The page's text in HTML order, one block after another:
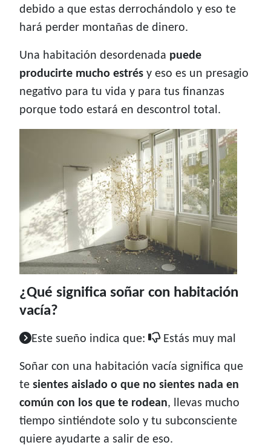
debido a que estas derrochándolo y eso te
hará perder montañas de dinero.
Una habitación desordenada puede
producirte mucho estrés y eso es un presagio
negativo para tu vida y para tus finanzas
porque todo estará en descontrol total.
¿Qué significa soñar con habitación
vacía?
Este sueño indica que: Estás muy mal
Soñar con una habitación vacía significa que
te sientes aislado o que no sientes nada en
común con los que te rodean, llevas mucho
tiempo sintiéndote solo y tu subconsciente
quiere ayudarte a salir de eso.